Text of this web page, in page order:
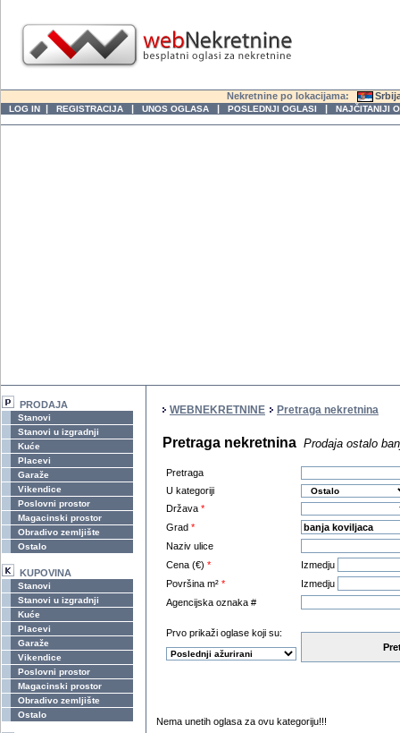
Nekretnine po lokacijama:
LOG IN | REGISTRACIJA | UNOS OGLASA | POSLEDNJI OGLASI | NAJČITANIJI
PRODAJA
Stanovi
Stanovi u izgradnji
Kuće
Placevi
Garaže
Vikendice
Poslovni prostor
Magacinski prostor
Obradivo zemljište
Ostalo
KUPOVINA
Stanovi
Stanovi u izgradnji
Kuće
Placevi
Garaže
Vikendice
Poslovni prostor
Magacinski prostor
Obradivo zemljište
Ostalo
WEBNEKRETNINE Pretraga nekretnina
Pretraga nekretnina Prodaja ostalo
Pretraga
U kategoriji
Država *
Grad *
Naziv ulice
Cena (€) *
Izmedju
Površina m² *
Izmedju
Agencijska oznaka #
Prvo prikaži oglase koji su:
Nema unetih oglasa za ovu kategoriju!!!